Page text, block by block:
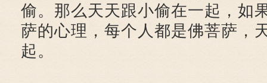
偷。那么天天跟小偷在一起，如
萨的心理，每个人都是佛菩萨，
起。